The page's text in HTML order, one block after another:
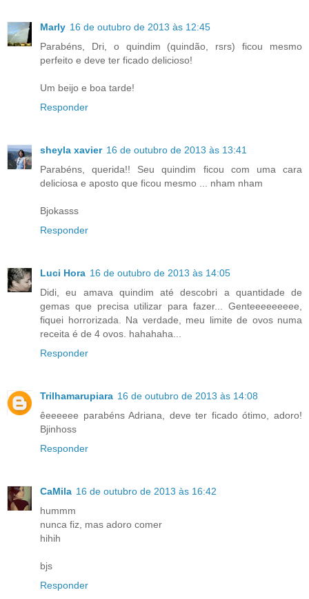
Marly 16 de outubro de 2013 às 12:45
Parabéns, Dri, o quindim (quindão, rsrs) ficou mesmo
perfeito e deve ter ficado delicioso!
Um beijo e boa tarde!
Responder
sheyla xavier 16 de outubro de 2013 às 13:41
Parabéns, querida!! Seu quindim ficou com uma cara
deliciosa e aposto que ficou mesmo ... nham nham
Bjokasss
Responder
Luci Hora 16 de outubro de 2013 às 14:05
Didi, eu amava quindim até descobri a quantidade de
gemas que precisa utilizar para fazer... Genteeeeeeeee,
fiquei horrorizada. Na verdade, meu limite de ovos numa
receita é de 4 ovos. hahahaha...
Responder
Trilhamarupiara 16 de outubro de 2013 às 14:08
êeeeeee parabéns Adriana, deve ter ficado ótimo, adoro!
Bjinhoss
Responder
CaMila 16 de outubro de 2013 às 16:42
hummm
nunca fiz, mas adoro comer
hihih
bjs
Responder